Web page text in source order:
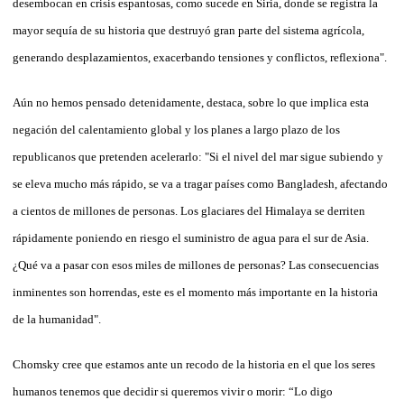
desembocan en crisis espantosas, como sucede en Siria, donde se registra la
mayor sequía de su historia que destruyó gran parte del sistema agrícola,
generando desplazamientos, exacerbando tensiones y conflictos, reflexiona".
Aún no hemos pensado detenidamente, destaca, sobre lo que implica esta
negación del calentamiento global y los planes a largo plazo de los
republicanos que pretenden acelerarlo: "Si el nivel del mar sigue subiendo y
se eleva mucho más rápido, se va a tragar países como Bangladesh, afectando
a cientos de millones de personas. Los glaciares del Himalaya se derriten
rápidamente poniendo en riesgo el suministro de agua para el sur de Asia.
¿Qué va a pasar con esos miles de millones de personas? Las consecuencias
inminentes son horrendas, este es el momento más importante en la historia
de la humanidad".
Chomsky cree que estamos ante un recodo de la historia en el que los seres
humanos tenemos que decidir si queremos vivir o morir: “Lo digo